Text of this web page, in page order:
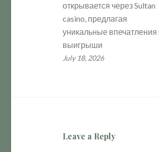
открывается через Sultan
casino, предлагая
уникальные впечатления
выигрыши
July 18, 2026
Leave a Reply